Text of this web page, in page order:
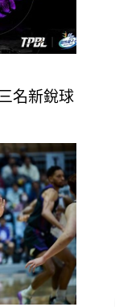
名新銳球